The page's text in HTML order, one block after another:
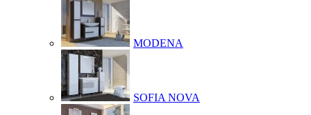
MODENA
SOFIA NOVA